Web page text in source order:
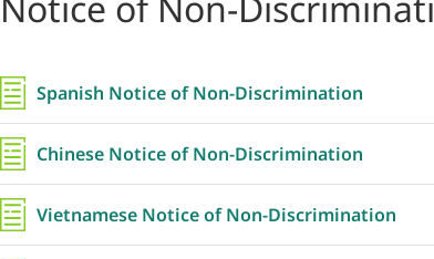
Spanish Notice of Non-Discrimination
Chinese Notice of Non-Discrimination
Vietnamese Notice of Non-Discrimination